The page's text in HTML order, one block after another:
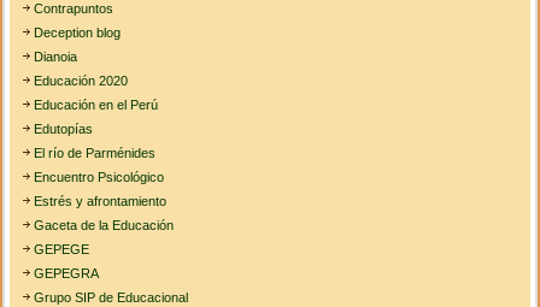
Contrapuntos
Deception blog
Dianoia
Educación 2020
Educación en el Perú
Edutopías
El río de Parménides
Encuentro Psicológico
Estrés y afrontamiento
Gaceta de la Educación
GEPEGE
GEPEGRA
Grupo SIP de Educacional